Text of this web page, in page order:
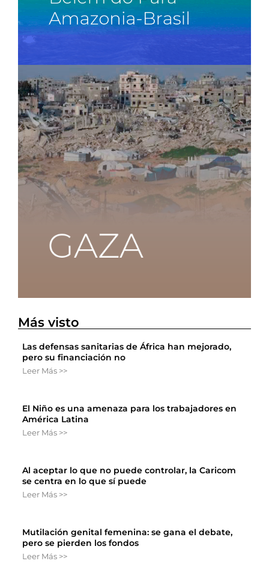
Más visto
Las defensas sanitarias de África han mejorado,
pero su financiación no
Leer Más >>
El Niño es una amenaza para los trabajadores en
América Latina
Leer Más >>
Al aceptar lo que no puede controlar, la Caricom
se centra en lo que sí puede
Leer Más >>
Mutilación genital femenina: se gana el debate,
pero se pierden los fondos
Leer Más >>